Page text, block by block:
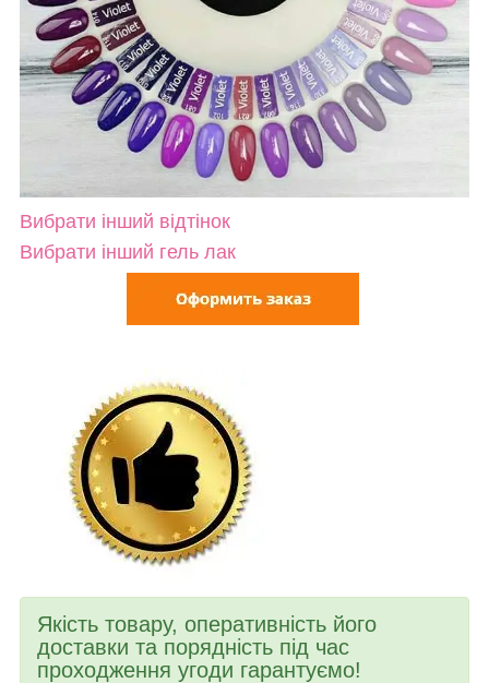
Вибрати інший відтінок
Вибрати інший гель лак
Якість товару, оперативність його
доставки та порядність під час
проходження угоди гарантуємо!